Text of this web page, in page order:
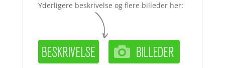
Yderligere beskrivelse og flere billeder her: